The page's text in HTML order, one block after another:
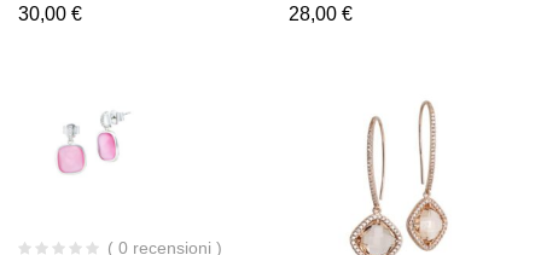
30,00 € 28,00 €
( 0 recensioni )